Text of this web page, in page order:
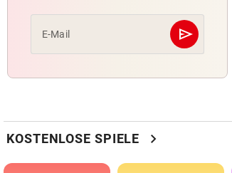
E-Mail send
Abschicken
KOSTENLOSE SPIELE chevron_right